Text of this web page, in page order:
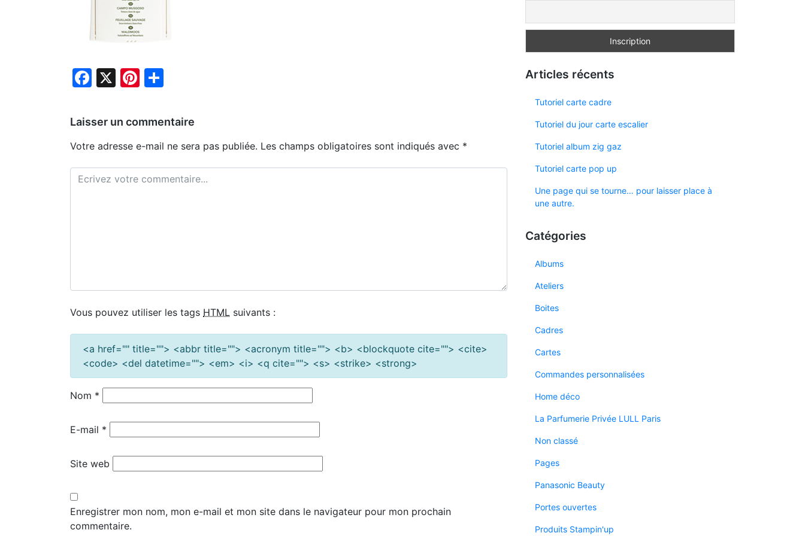
Facebook
X Pinterest
Laisser un commentaire
Votre adresse e-mail ne sera pas publiée. Les champs obligatoires sont indiqués avec *
Vous pouvez utiliser les tags HTML suivants :
<a href="" title=""> <abbr title=""> <acronym title=""> <b> <blockquote cite=""> <cite>
<code> <del datetime=""> <em> <i> <q cite=""> <s> <strike> <strong>
Nom *
E-mail *
Site web
Enregistrer mon nom, mon e-mail et mon site dans le navigateur pour mon prochain
commentaire.
Articles récents
Tutoriel carte cadre
Tutoriel du jour carte escalier
Tutoriel album zig gaz
Tutoriel carte pop up
Une page qui se tourne… pour laisser place à
une autre.
Catégories
Albums
Ateliers
Boites
Cadres
Cartes
Commandes personnalisées
Home déco
La Parfumerie Privée LULL Paris
Non classé
Pages
Panasonic Beauty
Portes ouvertes
Produits Stampin'up